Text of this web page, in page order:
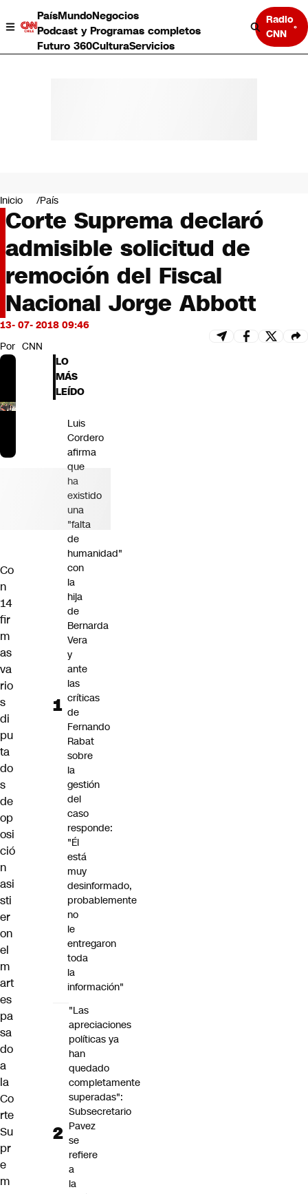
PaísMundoNegocios
Podcast y Programas completos
Futuro 360CulturaServicios
Radio
CNN
Negocios
Deportes
Programas completos
Cultura
Servicios
Bits
CNN tiempo
Futuro 360
Inicio País
Corte Suprema declaró
admisible solicitud de
remoción del Fiscal
Nacional Jorge Abbott
13- 07- 2018 09:46
Por CNN
Co
n
14
fir
m
as
va
rio
s
di
pu
ta
do
s
de
op
osi
ció
n
asi
sti
er
on
el
m
art
es
pa
sa
do
a
la
Co
rte
Su
pr
e
m
LO
MÁS
LEÍDO
Luis
Cordero
afirma
que
ha
existido
una
"falta
de
humanidad"
con
la
hija
de
Bernarda
Vera
y
ante
las
críticas
de
Fernando
Rabat
sobre
la
gestión
del
caso
responde:
"Él
está
muy
desinformado,
probablemente
no
le
entregaron
toda
la
información"
"Las
apreciaciones
políticas ya
han
quedado
completamente
superadas":
Subsecretario
Pavez
se
refiere
a
la